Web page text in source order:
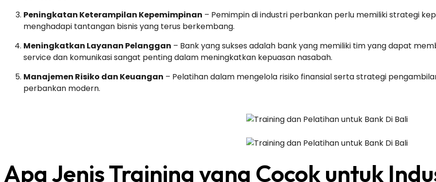
Peningkatan Keterampilan Kepemimpinan – Pemimpin di industri perbankan perlu memiliki strategi
menghadapi tantangan bisnis yang terus berkembang.
Meningkatkan Layanan Pelanggan – Bank yang sukses adalah bank yang memiliki tim yang dapat
service dan komunikasi sangat penting dalam meningkatkan kepuasan nasabah.
Manajemen Risiko dan Keuangan – Pelatihan dalam mengelola risiko finansial serta strategi
perbankan modern.
Apa Jenis Training yang Cocok untuk